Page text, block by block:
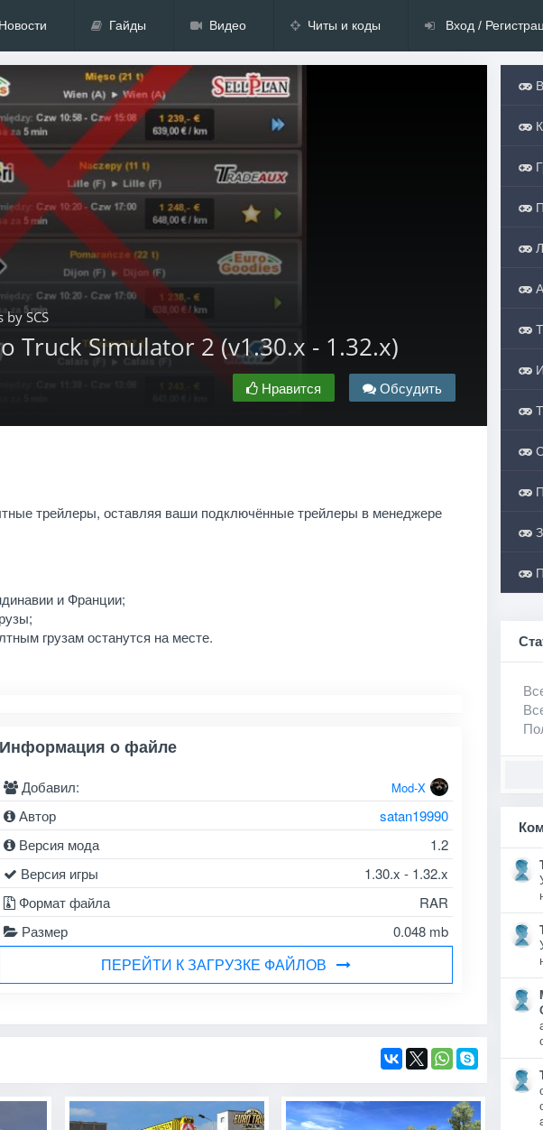
Новости Гайды Видео Читы и коды Вход /
SCS
Truck Simulator 2 (v1.30.x - 1.32.x)
Нравится Обсудить
трейлеры, оставляя ваши подключённые трейлеры в менеджере
и Франции;
грузам останутся на месте.
Информация о файле
Добавил: Mod-X
Автор
satan19990
Версия мода
1.2
Версия игры
1.30.x - 1.32.x
Формат файла
RAR
Размер
0.048 mb
ПЕРЕЙТИ К ЗАГРУЗКЕ ФАЙЛОВ